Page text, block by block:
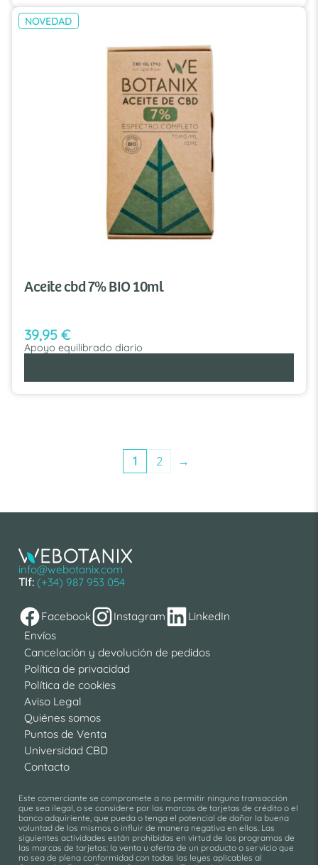
NOVEDAD
Aceite cbd 7% BIO 10ml
39,95 €
Apoyo equilibrado diario
1 2 →
info@webotanix.com
Tlf: (+34) 987 953 054
Facebook Instagram
LinkedIn
Envíos
Cancelación y devolución de pedidos
Política de privacidad
Política de cookies
Aviso Legal
Quiénes somos
Puntos de Venta
Universidad CBD
Contacto
Este comerciante se compromete a no permitir ninguna transacción
que sea ilegal, o se considere por las marcas de tarjetas de crédito o el
banco adquiriente, que pueda o tenga el potencial de dañar la buena
voluntad de los mismos o influir de manera negativa en ellos. Las
siguientes actividades están prohibidas en virtud de los programas de
las marcas de tarjetas: la venta u oferta de un producto o servicio que
no sea de plena conformidad con todas las leyes aplicables al